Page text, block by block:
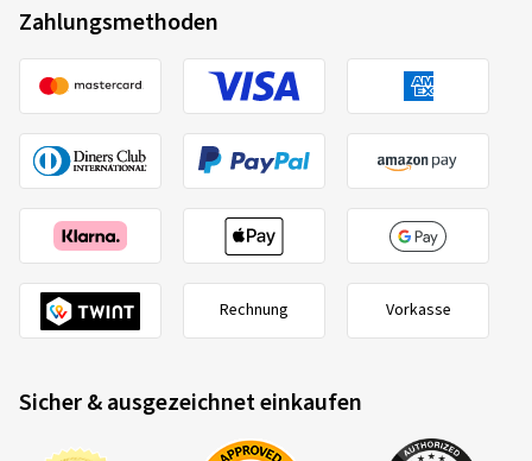
Zahlungsmethoden
Rechnung Vorkasse
Sicher & ausgezeichnet einkaufen